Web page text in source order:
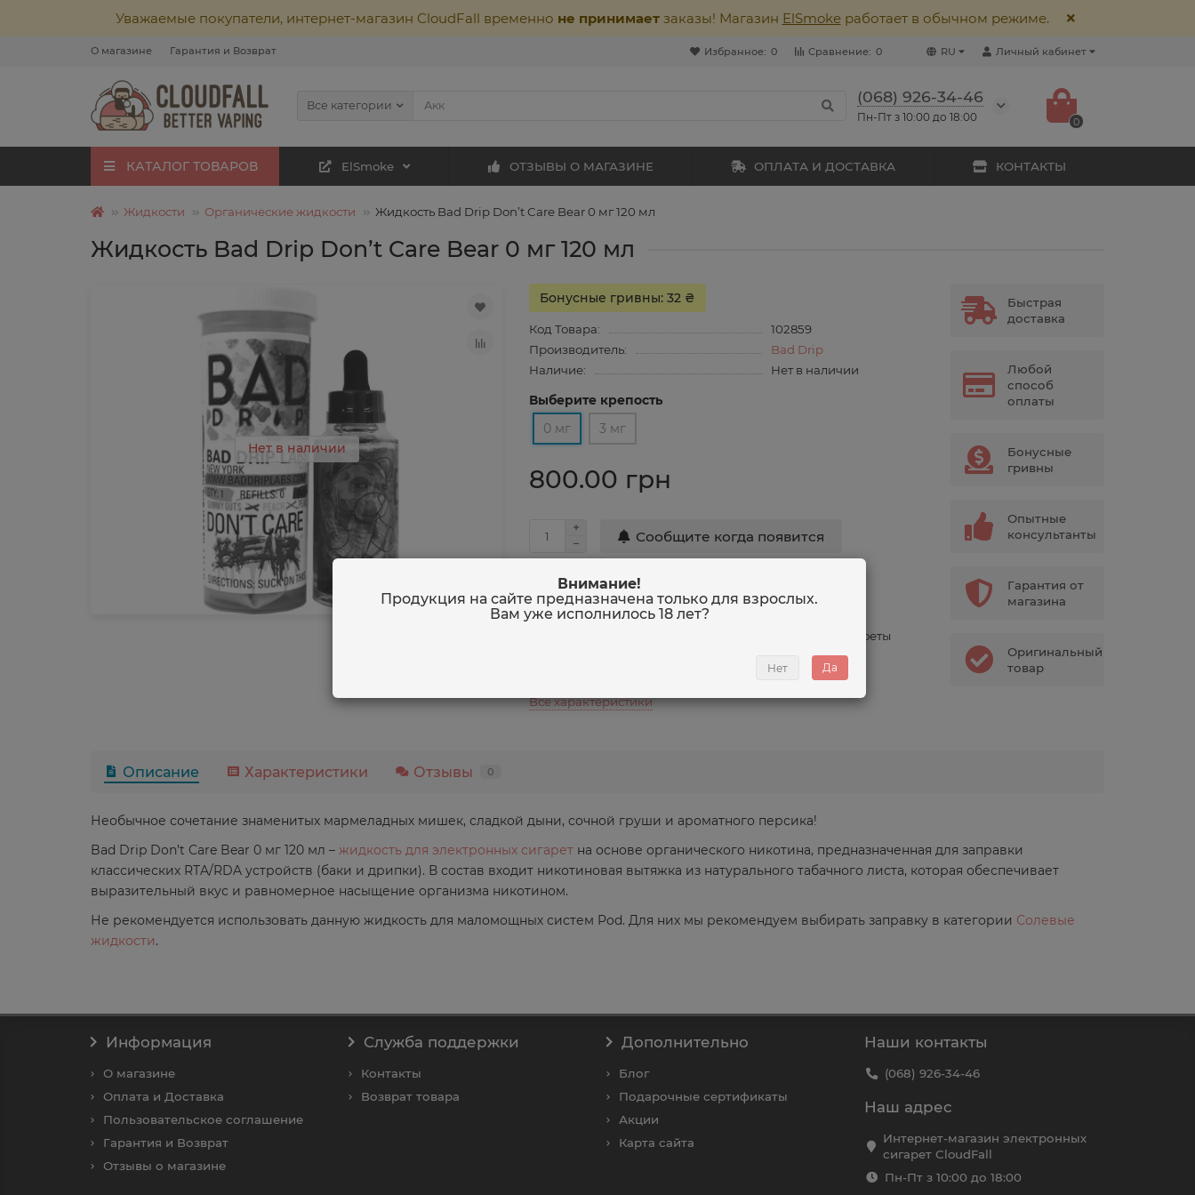
Уважаемые покупатели, интернет-магазин CloudFall временно не принимаетзаказы! Магазин ElSmokeработает в обычном режиме.
Личный кабинет
RU
Сравнение: 0
Избранное: 0
О магазине Гарантия и Возврат
Все категории (068) 926-34-46
Пн-Пт з 10:00 до 18:00 0
КАТАЛОГ ТОВАРОВ ElSmoke ОТЗЫВЫ О МАГАЗИНЕ ОПЛАТА И ДОСТАВКА КОНТАКТЫ
Жидкости Органические жидкости Жидкость Bad Drip Don’t Care Bear 0 мг 120 мл
Жидкость Bad Drip Don’t Care Bear 0 мг 120 мл
Нет в наличии
Бонусные гривны: 32 ₴
Код Товара:
102859
Производитель:
Bad Drip
Наличие:
Нет в наличии
Выберите крепость
0 мг
3 мг
800.00 грн
Сообщите когда появится
0 отзывов
Крепость
Желейные конфеты
120 мл
Все характеристики
Быстрая
доставка
Любой
способ
оплаты
Бонусные
гривны
Опытные
консультанты
Гарантия от
магазина
Оригинальный
товар
Описание Характеристики Отзывы 0
Необычное сочетание знаменитых мармеладных мишек, сладкой дыни, сочной груши и ароматного персика!
Bad Drip Don’t Care Bear 0 мг 120 мл – жидкость для электронных сигарет на основе органического никотина, предназначенная для заправки
классических RTA/RDA устройств (баки и дрипки). В состав входит никотиновая вытяжка из натурального табачного листа, которая обеспечивает
выразительный вкус и равномерное насыщение организма никотином.
Не рекомендуется использовать данную жидкость для маломощных систем Pod. Для них мы рекомендуем выбирать заправку в категории Солевые
жидкости.
Внимание!
Продукция на сайте предназначена только для взрослых.
Вам уже исполнилось 18 лет?
Нет Да
Информация
О магазине
Оплата и Доставка
Пользовательское соглашение
Гарантия и Возврат
Отзывы о магазине
Служба поддержки
Контакты
Возврат товара
Дополнительно
Блог
Подарочные сертификаты
Акции
Карта сайта
Наши контакты
(068) 926-34-46
Наш адрес
Интернет-магазин электронных
сигарет CloudFall
Пн-Пт з 10:00 до 18:00